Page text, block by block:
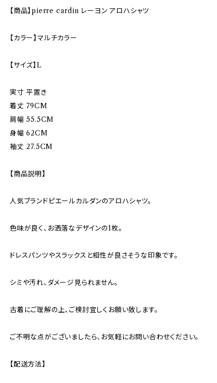
【商品】pierre cardin レーヨン アロハシャツ
【カラー】マルチカラー
【サイズ】L
実寸 平置き
着丈 79CM
肩幅 55.5CM
身幅 62CM
袖丈 27.5CM
【商品説明】
人気ブランドピエールカルダンのアロハシャツ。
色味が良く、お洒落なデザインの1枚。
ドレスパンツやスラックスと相性が良さそうな印象です。
シミや汚れ、ダメージ見られません。
古着にご理解の上、ご検討宜しくお願い致します。
ご不明な点がございましたら、お気軽にお問い合わせください。
【配送方法】